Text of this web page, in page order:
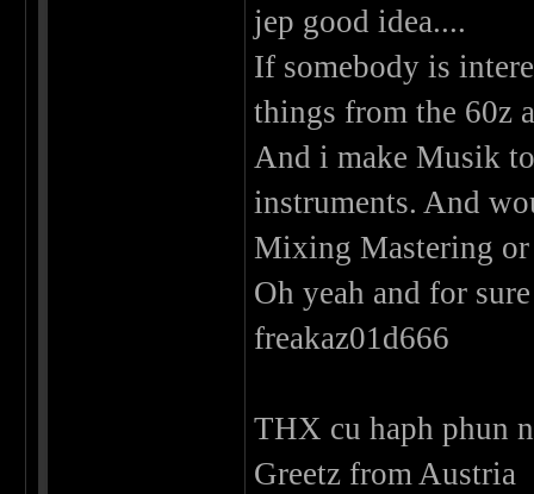
jep good idea....
If somebody is
things from the 60z
And i make Musik
instruments. And
Mixing Mastering or
Oh yeah and for
freakaz01d666
THX cu haph phun
Greetz from Austria